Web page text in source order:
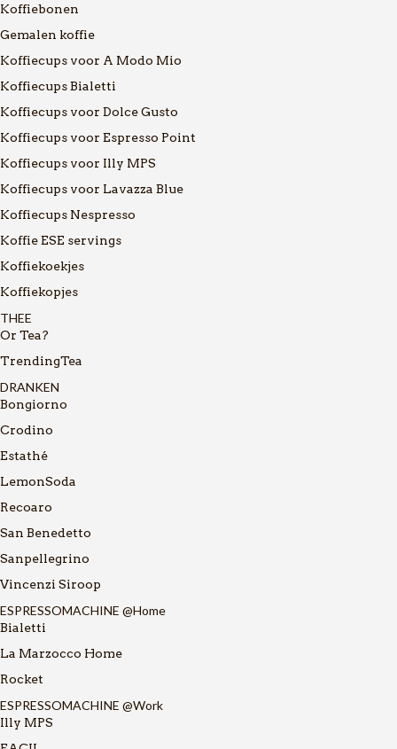
Koffiebonen
Gemalen koffie
Koffiecups voor A Modo Mio
Koffiecups Bialetti
Koffiecups voor Dolce Gusto
Koffiecups voor Espresso Point
Koffiecups voor Illy MPS
Koffiecups voor Lavazza Blue
Koffiecups Nespresso
Koffie ESE servings
Koffiekoekjes
Koffiekopjes
THEE
Or Tea?
TrendingTea
DRANKEN
Bongiorno
Crodino
Estathé
LemonSoda
Recoaro
San Benedetto
Sanpellegrino
Vincenzi Siroop
ESPRESSOMACHINE @Home
Bialetti
La Marzocco Home
Rocket
ESPRESSOMACHINE @Work
Illy MPS